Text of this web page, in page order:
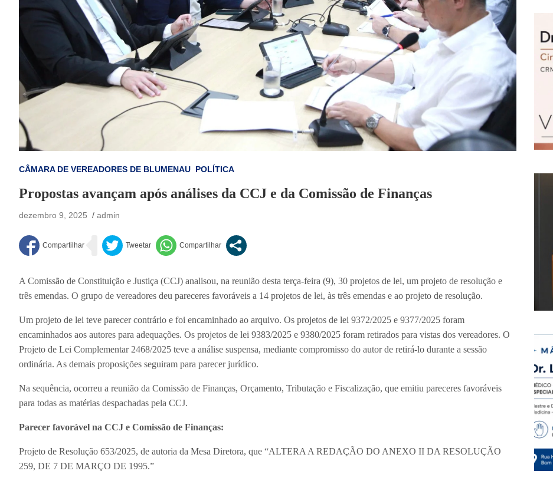
CÂMARA DE VEREADORES DE BLUMENAU POLÍTICA
Propostas avançam após análises da CCJ e da Comissão de Finanças
dezembro 9, 2025 admin
A Comissão de Constituição e Justiça (CCJ) analisou, na reunião desta terça-feira (9), 30 projetos de lei, um projeto de resolução e
três emendas. O grupo de vereadores deu pareceres favoráveis a 14 projetos de lei, às três emendas e ao projeto de resolução.
Um projeto de lei teve parecer contrário e foi encaminhado ao arquivo. Os projetos de lei 9372/2025 e 9377/2025 foram
encaminhados aos autores para adequações. Os projetos de lei 9383/2025 e 9380/2025 foram retirados para vistas dos vereadores. O
Projeto de Lei Complementar 2468/2025 teve a análise suspensa, mediante compromisso do autor de retirá-lo durante a sessão
ordinária. As demais proposições seguiram para parecer jurídico.
Na sequência, ocorreu a reunião da Comissão de Finanças, Orçamento, Tributação e Fiscalização, que emitiu pareceres favoráveis
para todas as matérias despachadas pela CCJ.
Parecer favorável na CCJ e Comissão de Finanças:
Projeto de Resolução 653/2025, de autoria da Mesa Diretora, que “ALTERA A REDAÇÃO DO ANEXO II DA RESOLUÇÃO
259, DE 7 DE MARÇO DE 1995.”